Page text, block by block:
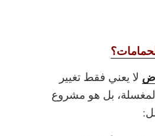
لا يعني فقط تغيير
بل هو مشروع